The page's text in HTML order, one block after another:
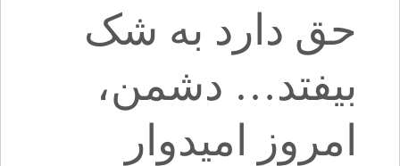
حق دارد به شک
بیفتد… دشمن،
امروز امیدوار